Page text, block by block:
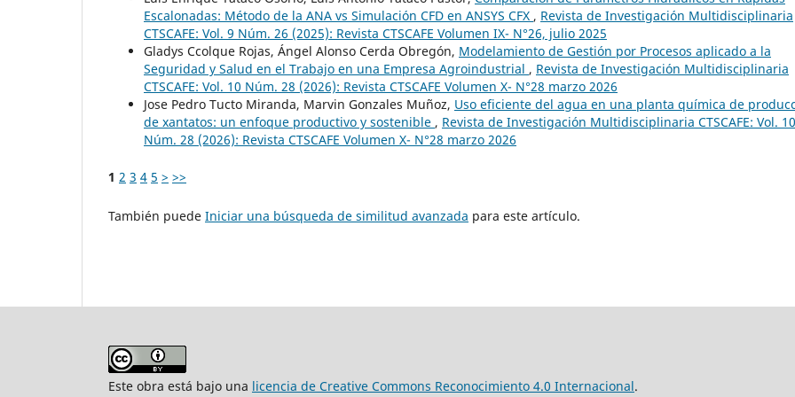
Escalonadas: Método de la ANA vs Simulación CFD en ANSYS CFX , Revista de Investigación Multidisciplinaria
CTSCAFE: Vol. 9 Núm. 26 (2025): Revista CTSCAFE Volumen IX- N°26, julio 2025
Gladys Ccolque Rojas, Ángel Alonso Cerda Obregón, Modelamiento de Gestión por Procesos aplicado a la
Seguridad y Salud en el Trabajo en una Empresa Agroindustrial , Revista de Investigación Multidisciplinaria
CTSCAFE: Vol. 10 Núm. 28 (2026): Revista CTSCAFE Volumen X- N°28 marzo 2026
Jose Pedro Tucto Miranda, Marvin Gonzales Muñoz, Uso eficiente del agua en una planta química de
de xantatos: un enfoque productivo y sostenible , Revista de Investigación Multidisciplinaria CTSCAFE: Vol. 10
Núm. 28 (2026): Revista CTSCAFE Volumen X- N°28 marzo 2026
1 2 3 4 5 > >>
También puede Iniciar una búsqueda de similitud avanzada para este artículo.
Este obra está bajo una licencia de Creative Commons Reconocimiento 4.0 Internacional.